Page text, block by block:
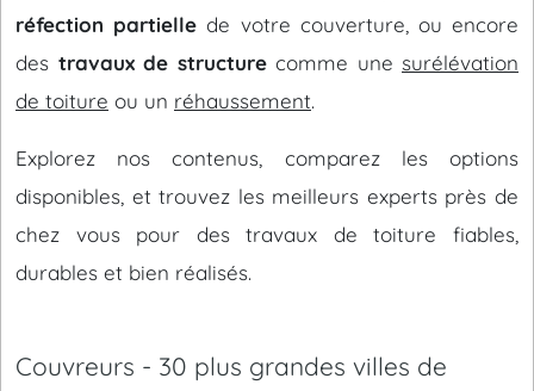
réfection partielle de votre couverture, ou encore
des travaux de structurecomme une surélévation
de toiture ou un réhaussement.
Explorez nos contenus, comparez les options
disponibles, et trouvez les meilleurs experts près de
chez vous pour des travaux de toiture fiables,
durables et bien réalisés.
Couvreurs - 30 plus grandes villes de